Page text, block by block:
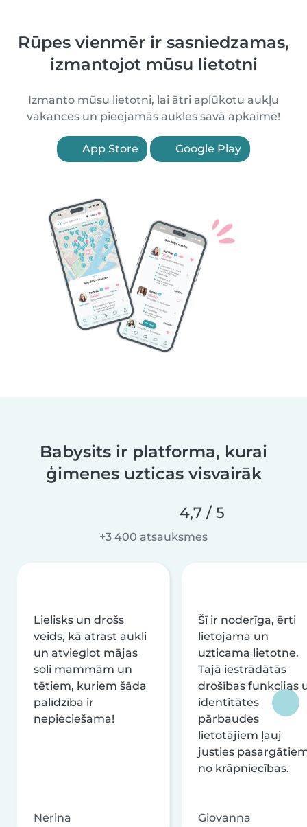
Rūpes vienmēr ir sasniedzamas,
izmantojot mūsu lietotni
Izmanto mūsu lietotni, lai ātri aplūkotu aukļu
vakances un pieejamās aukles savā apkaimē!
App Store Google Play
Babysits ir platforma, kurai
ģimenes uzticas visvairāk
4,7 / 5
+3 400 atsauksmes
Lielisks un drošs
veids, kā atrast aukli
un atvieglot mājas
soli mammām un
tētiem, kuriem šāda
palīdzība ir
nepieciešama!
Nerina
Šī ir noderīga, ērti
lietojama un
uzticama lietotne.
Tajā iestrādātās
drošības funkcijas
identitātes
pārbaudes
lietotājiem ļauj
justies
no krāpniecības.
Giovanna